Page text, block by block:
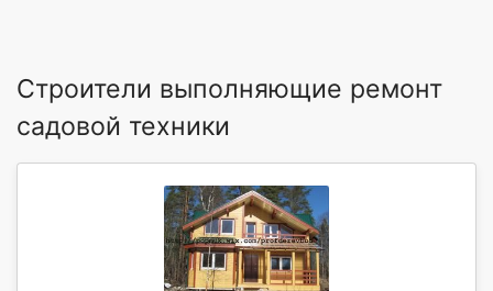
Строители выполняющие ремонт
садовой техники